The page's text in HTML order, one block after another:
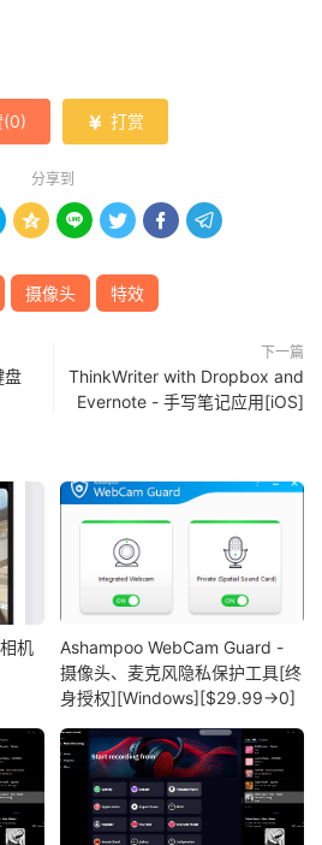
0)  打赏
分享到
    
摄像头 特效
盘
下一篇
ThinkWriter with Dropbox and
Evernote - 手写笔记应用[iOS]
机
Ashampoo WebCam Guard -
摄像头、麦克风隐私保护工具[终
身授权][Windows][$29.99→0]